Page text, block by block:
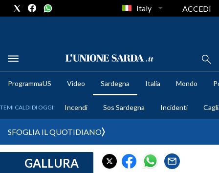
METEO
CRONACA SARDEGNA
Italy ACCEDI
ProgrammaUS Video Sardegna Italia Mondo
TEMI CALDI DI OGGI: Incendi Sos Sardegna Incidenti
SFOGLIA IL QUOTIDIANO
GALLURA